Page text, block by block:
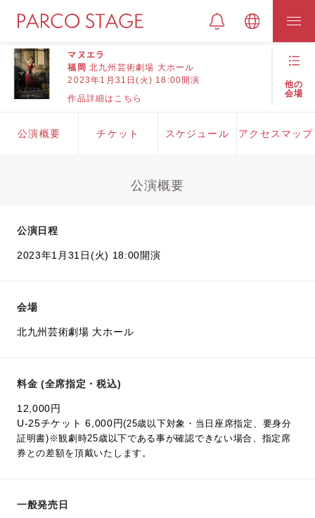
マヌエラ
福岡 北九州芸術劇場 大ホール
2023年1月31日(火) 18:00開演
作品詳細はこちら
他の
会場
公演概要 チケット スケジュール アクセスマップ
公演概要
公演日程
2023年1月31日(火) 18:00開演
会場
北九州芸術劇場 大ホール
料金 (全席指定・税込)
12,000円
U-25チケット 6,000円(25歳以下対象・当日座席指定、要身分
証明書)※観劇時25歳以下である事が確認できない場合、指定席
券との差額を頂戴いたします。
一般発売日